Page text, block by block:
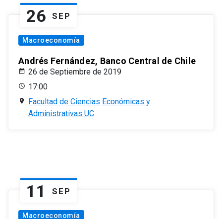
26 SEP
Macroeconomía
Andrés Fernández, Banco Central de Chile
26 de Septiembre de 2019
17:00
Facultad de Ciencias Económicas y
Administrativas UC
11 SEP
Macroeconomía